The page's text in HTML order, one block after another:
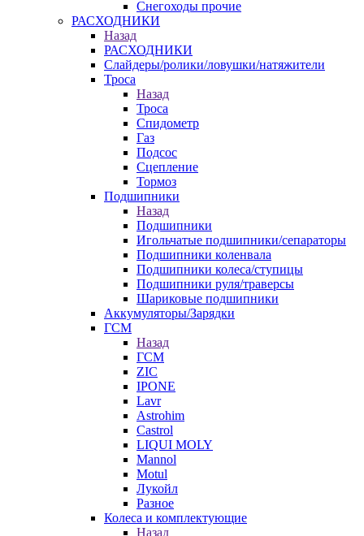
Снегоходы прочие
РАСХОДНИКИ
Назад
РАСХОДНИКИ
Слайдеры/ролики/ловушки/натяжители
Троса
Назад
Троса
Спидометр
Газ
Подсос
Сцепление
Тормоз
Подшипники
Назад
Подшипники
Игольчатые подшипники/сепараторы
Подшипники коленвала
Подшипники колеса/ступицы
Подшипники руля/траверсы
Шариковые подшипники
Аккумуляторы/Зарядки
ГСМ
Назад
ГСМ
ZIC
IPONE
Lavr
Astrohim
Castrol
LIQUI MOLY
Mannol
Motul
Лукойл
Разное
Колеса и комплектующие
Назад